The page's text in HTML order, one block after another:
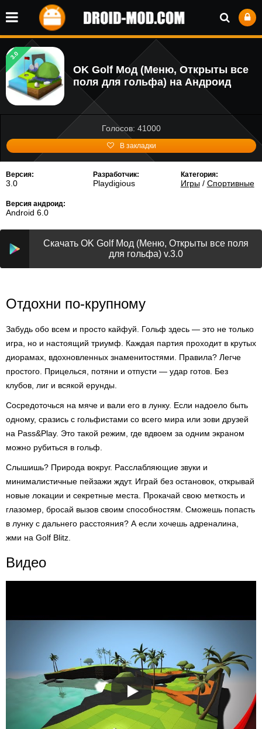
3.0
OK Golf Мод (Меню, Открыты все
поля для гольфа) на Андроид
Голосов: 41000
В закладки
Версия:
3.0
Разработчик:
Playdigious
Категория:
Игры/ Спортивные
Версия андроид:
Android 6.0
Скачать OK Golf Мод (Меню, Открыты все поля
для гольфа) v.3.0
Отдохни по-крупному
Забудь обо всем и просто кайфуй. Гольф здесь — это не только
игра, но и настоящий триумф. Каждая партия проходит в крутых
диорамах, вдохновленных знаменитостями. Правила? Легче
простого. Прицелься, потяни и отпусти — удар готов. Без
клубов, лиг и всякой ерунды.
Сосредоточься на мяче и вали его в лунку. Если надоело быть
одному, сразись с гольфистами со всего мира или зови друзей
на Pass&Play. Это такой режим, где вдвоем за одним экраном
можно рубиться в гольф.
Слышишь? Природа вокруг. Расслабляющие звуки и
минималистичные пейзажи ждут. Играй без остановок, открывай
новые локации и секретные места. Прокачай свою меткость и
глазомер, бросай вызов своим способностям. Сможешь попасть
в лунку с дальнего расстояния? А если хочешь адреналина,
жми на Golf Blitz.
Видео